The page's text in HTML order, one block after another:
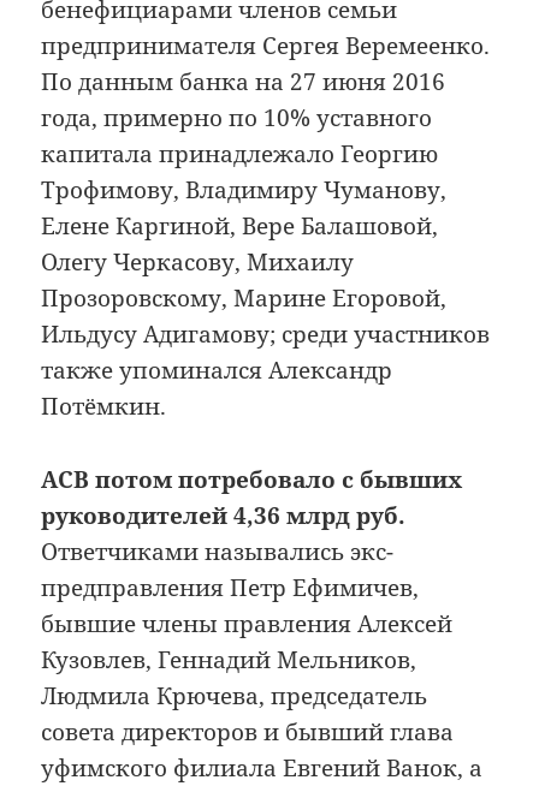
бенефициарами членов семьи
предпринимателя Сергея Веремеенко.
По данным банка на 27 июня 2016
года, примерно по 10% уставного
капитала принадлежало Георгию
Трофимову, Владимиру Чуманову,
Елене Каргиной, Вере Балашовой,
Олегу Черкасову, Михаилу
Прозоровскому, Марине Егоровой,
Ильдусу Адигамову; среди участников
также упоминался Александр
Потёмкин.
АСВ потом потребовало с бывших
руководителей 4,36 млрд руб.
Ответчиками назывались экс-
предправления Петр Ефимичев,
бывшие члены правления Алексей
Кузовлев, Геннадий Мельников,
Людмила Крючева, председатель
совета директоров и бывший глава
уфимского филиала Евгений Ванок, а